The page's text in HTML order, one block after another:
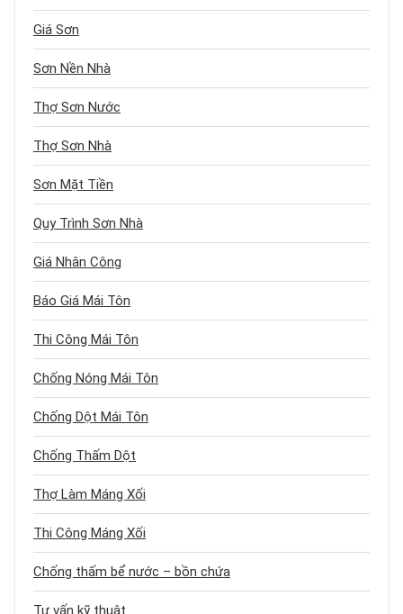
Giá Sơn
Sơn Nền Nhà
Thợ Sơn Nước
Thợ Sơn Nhà
Sơn Mặt Tiền
Quy Trình Sơn Nhà
Giá Nhân Công
Báo Giá Mái Tôn
Thi Công Mái Tôn
Chống Nóng Mái Tôn
Chống Dột Mái Tôn
Chống Thấm Dột
Thợ Làm Máng Xối
Thi Công Máng Xối
Chống thấm bể nước – bồn chứa
Tư vấn kỹ thuật